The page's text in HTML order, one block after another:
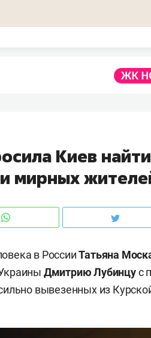
Киев
мирных
в РоссииТатьяна
Дмитрию Лубинцус
вывезенных из